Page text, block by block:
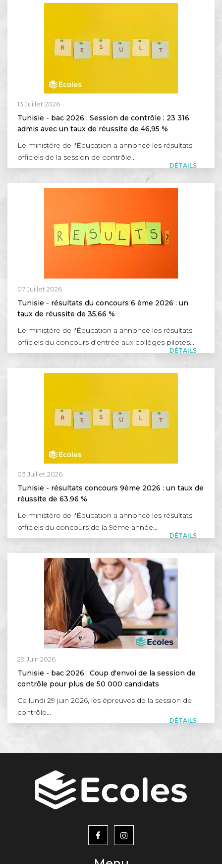
13 Juillet 2026
Tunisie - bac 2026 : Session de contrôle : 23 316
admis avec un taux de réussite de 46,95 %
Le ministère de l'Éducation a annoncé les résultats
officiels de la session de contrôle...
DÉTAILS
07 Juillet 2026
Tunisie - résultats du concours 6 ème 2026 : un
taux de réussite de 35,66 %
Le ministère de l'Éducation a annoncé les résultats
officiels du concours d'entrée aux collèges pilotes...
DÉTAILS
03 Juillet 2026
Tunisie - résultats concours 9ème 2026 : un taux de
réussite de 63,96 %
Le ministère de l'Éducation a annoncé les résultats
officiels du concours de la 9ème année...
DÉTAILS
29 Juin 2026
Tunisie - bac 2026 : Coup d'envoi de la session de
contrôle pour plus de 50 000 candidats
Ce lundi 29 juin 2026, les épreuves de la session de
contrôle...
DÉTAILS
menu